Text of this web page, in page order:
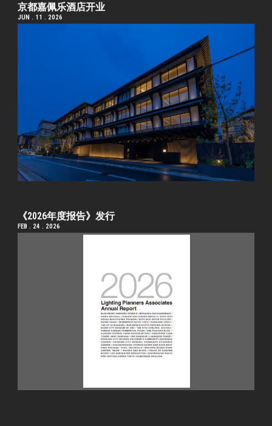
京都嘉佩乐酒店开业
JUN . 11 . 2026
《2026年度报告》发行
FEB . 24 . 2026